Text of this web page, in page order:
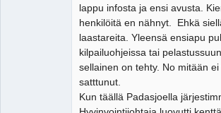
lappu infosta ja ensi avusta.
henkilöitä en nähnyt. Ehkä
laastareita. Yleensä ensiapu
kilpailuohjeissa tai
sellainen on tehty. No mitään
satttunut.
Kun täällä Padasjoella